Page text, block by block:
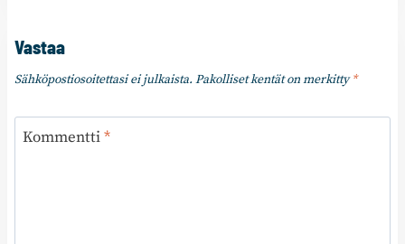
Vastaa
Sähköpostiosoitettasi ei julkaista. Pakolliset kentät on merkitty*
Kommentti*